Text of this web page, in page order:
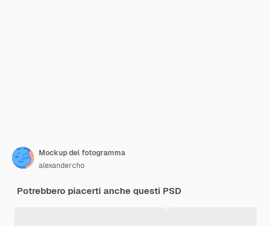
Mockup del fotogramma
alexandercho
Potrebbero piacerti anche questi PSD